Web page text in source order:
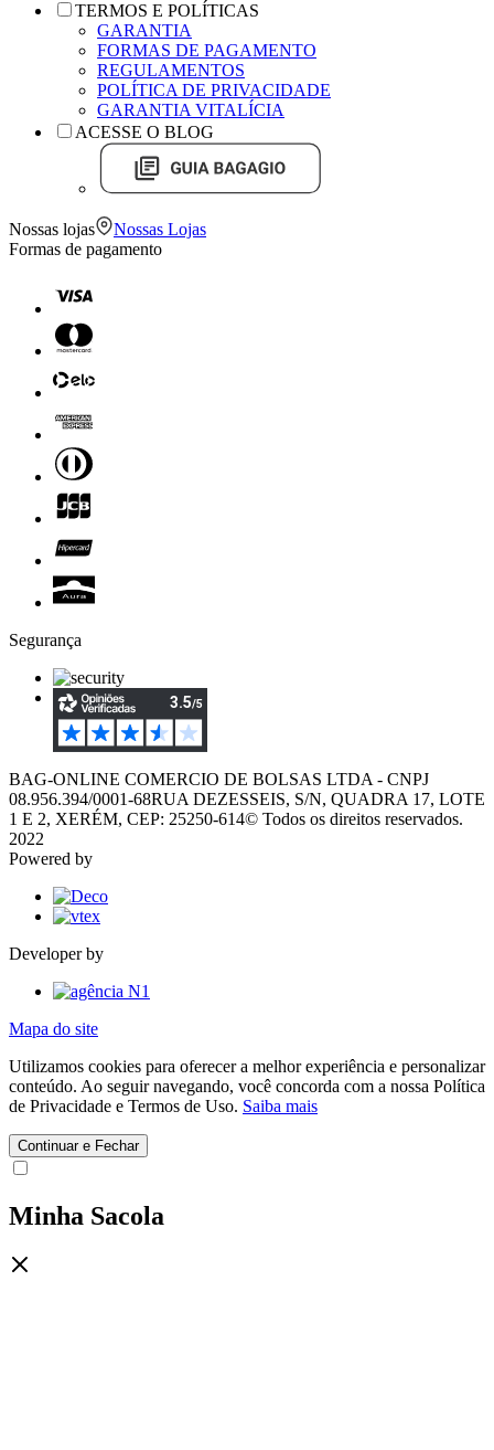
TERMOS E POLÍTICAS
GARANTIA
FORMAS DE PAGAMENTO
REGULAMENTOS
POLÍTICA DE PRIVACIDADE
GARANTIA VITALÍCIA
ACESSE O BLOG
Nossas lojas
Nossas Lojas
Formas de pagamento
Segurança
BAG-ONLINE COMERCIO DE BOLSAS LTDA - CNPJ
08.956.394/0001-68RUA DEZESSEIS, S/N, QUADRA 17, LOTE
1 E 2, XERÉM, CEP: 25250-614© Todos os direitos reservados.
2022
Powered by
Developer by
Mapa do site
Utilizamos cookies para oferecer a melhor experiência e personalizar
conteúdo. Ao seguir navegando, você concorda com a nossa Política
de Privacidade e Termos de Uso. Saiba mais
Continuar e Fechar
Minha Sacola